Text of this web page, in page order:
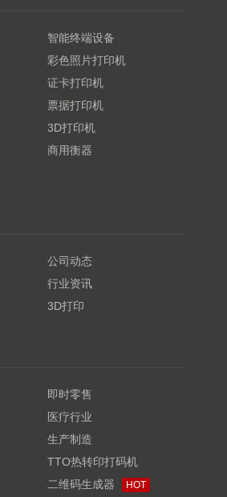
智能终端设备
彩色照片打印机
证卡打印机
票据打印机
3D打印机
商用衡器
公司动态
行业资讯
3D打印
即时零售
医疗行业
生产制造
TTO热转印打码机
二维码生成器 HOT